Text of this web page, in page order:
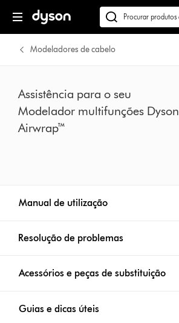
seguinte
Pesquisar
em
dyson.pt
Modeladores de cabelo
Assistência para o seu
Modelador multifunções Dyson
Airwrap™
Manual de utilização
Resolução de problemas
Acessórios e peças de substituição
Guias e dicas úteis